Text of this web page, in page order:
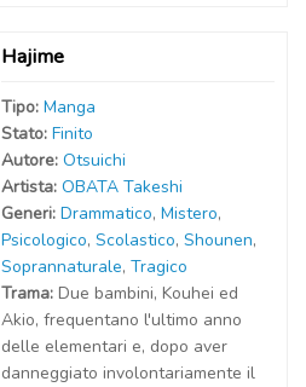
Hajime
Tipo: Manga
Stato: Finito
Autore: Otsuichi
Artista: OBATA Takeshi
Generi: Drammatico, Mistero,
Psicologico, Scolastico, Shounen,
Soprannaturale, Tragico
Trama: Due bambini, Kouhei ed
Akio, frequentano l'ultimo anno
delle elementari e, dopo aver
danneggiato involontariamente il